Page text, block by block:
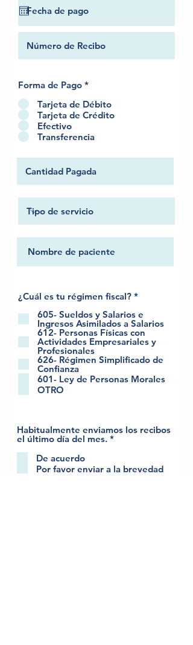
Forma de Pago *
Tarjeta de Débito
Tarjeta de Crédito
Efectivo
Transferencia
¿Cuál es tu régimen fiscal? *O
l
i
g
a
o
i
o
605- Sueldos y Salarios e
Ingresos Asimilados a Salarios
612- Personas Físicas con
Actividades Empresariales y
Profesionales
626- Régimen Simplificado de
Confianza
601- Ley de Personas Morales
OTRO
Habitualmente enviamos los recibos
el último día del mes. *O
i
g
De acuerdo
Por favor enviar a la brevedad